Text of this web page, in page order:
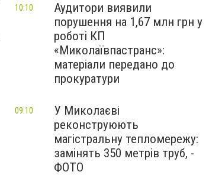
Аудитори виявили
порушення на 1,67 млн грн у
роботі КП
«Миколаївпастранс»:
матеріали передано до
прокуратури
10:10
У Миколаєві
реконструюють
магістральну тепломережу:
замінять 350 метрів труб, -
ФОТО
09:10